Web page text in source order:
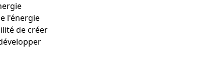
l'énergie
de créer